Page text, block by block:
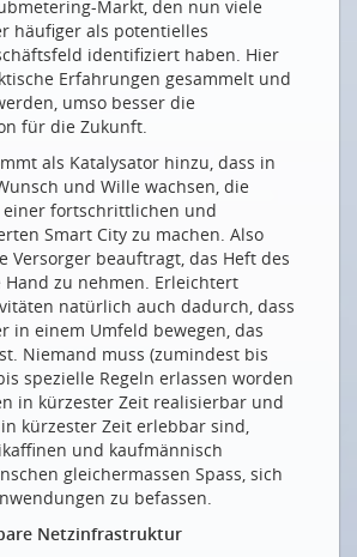
Markt, den nun viele
häufiger als potentielles
identifiziert haben. Hier
Erfahrungen gesammelt und
umso besser die
für die Zukunft.
als Katalysator hinzu, dass in
und Wille wachsen, die
einer fortschrittlichen und
Smart City zu machen. Also
Versorger beauftragt, das Heft des
zu nehmen. Erleichtert
natürlich auch dadurch, dass
in einem Umfeld bewegen, das
Niemand muss (zumindest bis
spezielle Regeln erlassen worden
in kürzester Zeit realisierbar und
kürzester Zeit erlebbar sind,
und kaufmännisch
gleichermassen Spass, sich
zu befassen.
Netzinfrastruktur